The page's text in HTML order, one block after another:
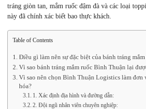
tráng giòn tan, mắm ruốc đậm đà và các loại
này đã chính xác biết bao thực khách.
Table of Contents
Điều gì làm nên sự đặc biệt của bánh tráng
Vì sao bánh tráng mắm ruốc Bình Thuận lại
Vì sao nên chọn Bình Thuận Logistics làm đơn
hóa?
1. Xác định địa hình và đường dẫn:
2. Đội ngũ nhân viên chuyên nghiệp: